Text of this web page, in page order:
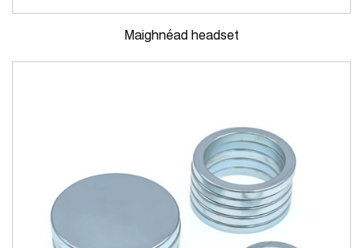
Maighnéad headset